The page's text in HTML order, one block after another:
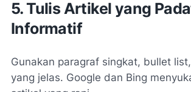
5. Tulis Artikel yang
Informatif
Gunakan paragraf singkat, bullet
yang jelas. Google dan Bing